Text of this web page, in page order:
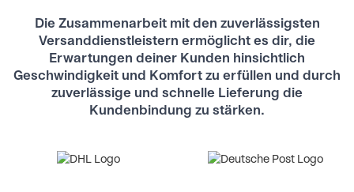
Die Zusammenarbeit mit den zuverlässigsten
Versanddienstleistern ermöglicht es dir, die
Erwartungen deiner Kunden hinsichtlich
Geschwindigkeit und Komfort zu erfüllen und durch
zuverlässige und schnelle Lieferung die
Kundenbindung zu stärken.